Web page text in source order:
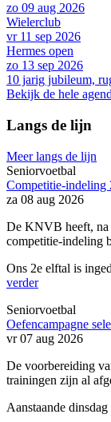
zo 09 aug 2026
Wielerclub
vr 11 sep 2026
Hermes open
zo 13 sep 2026
10 jarig jubileum,
Bekijk de hele
Langs de lijn
Meer langs de lijn
Seniorvoetbal
Competitie-indeling
za 08 aug 2026
De KNVB heeft, na
competitie-indeling
Ons 2e elftal is
verder
Seniorvoetbal
Oefencampagne
vr 07 aug 2026
De voorbereiding
trainingen zijn al
Aanstaande